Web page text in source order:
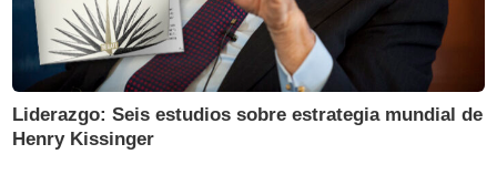
Liderazgo: Seis estudios sobre estrategia mundial de
Henry Kissinger